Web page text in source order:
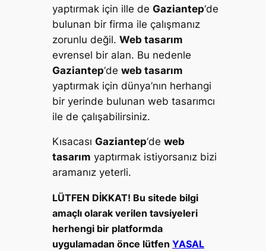
yaptırmak için ille de Gaziantep‘de
bulunan bir firma ile çalışmanız
zorunlu değil. Web tasarım
evrensel bir alan. Bu nedenle
Gaziantep‘de web tasarım
yaptırmak için dünya’nın herhangi
bir yerinde bulunan web tasarımcı
ile de çalışabilirsiniz.
Kısacası Gaziantep‘de web
tasarım yaptırmak istiyorsanız bizi
aramanız yeterli.
LÜTFEN DİKKAT! Bu sitede bilgi
amaçlı olarak verilen tavsiyeleri
herhengi bir platformda
uygulamadan önce lütfen YASAL